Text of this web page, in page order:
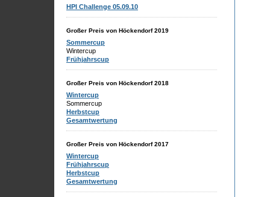
HPI Challenge 05.09.10
Großer Preis von Höckendorf 2019
Sommercup
Wintercup
Frühjahrscup
Großer Preis von Höckendorf 2018
Wintercup
Sommercup
Herbstcup
Gesamtwertung
Großer Preis von Höckendorf 2017
Wintercup
Frühjahrscup
Herbstcup
Gesamtwertung